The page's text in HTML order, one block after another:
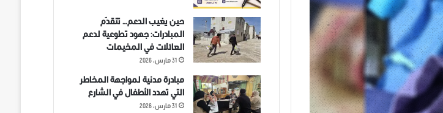
حين يغيب الدعم… تتقدّم
المبادرات: جهود تطوعية لدعم
العائلات في المخيمات
31 مارس، 2026
مبادرة مدنية لمواجهة المخاطر
التي تهدد الأطفال في الشارع
31 مارس، 2026